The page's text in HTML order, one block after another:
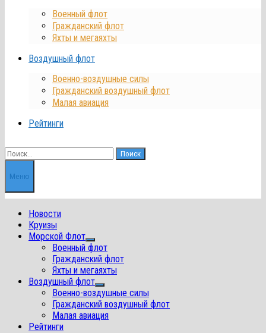
Военный флот
Гражданский флот
Яхты и мегаяхты
Воздушный флот
Военно-воздушные силы
Гражданский воздушный флот
Малая авиация
Рейтинги
Найти:
Меню
Новости
Круизы
Морской Флот
Показать
подменю
Военный флот
Гражданский флот
Яхты и мегаяхты
Воздушный флот
Показать
подменю
Военно-воздушные силы
Гражданский воздушный флот
Малая авиация
Рейтинги